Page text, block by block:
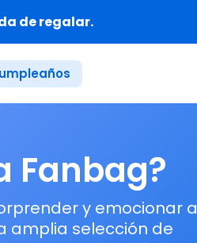
de regalar.
Fanbag?
y emocionar a
amplia selección de